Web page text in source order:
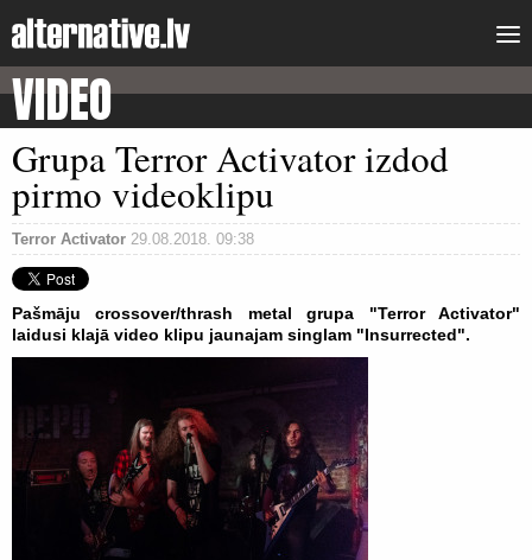
VIDEO
Grupa Terror Activator izdod
pirmo videoklipu
Terror Activator 29.08.2018. 09:38
Pašmāju crossover/thrash metal grupa "Terror Activator"
laidusi klajā video klipu jaunajam singlam "Insurrected".